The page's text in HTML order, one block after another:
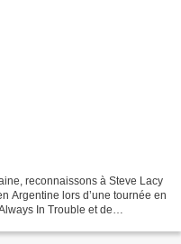
reconnaissons à Steve Lacy
Argentine lors d’une tournée en
In Trouble et de